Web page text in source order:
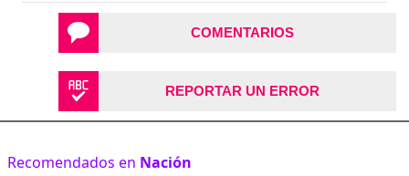
COMENTARIOS
REPORTAR UN ERROR
Recomendados en Nación